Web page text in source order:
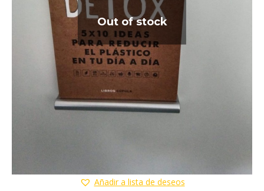
Out of stock
Añadir a lista de deseos